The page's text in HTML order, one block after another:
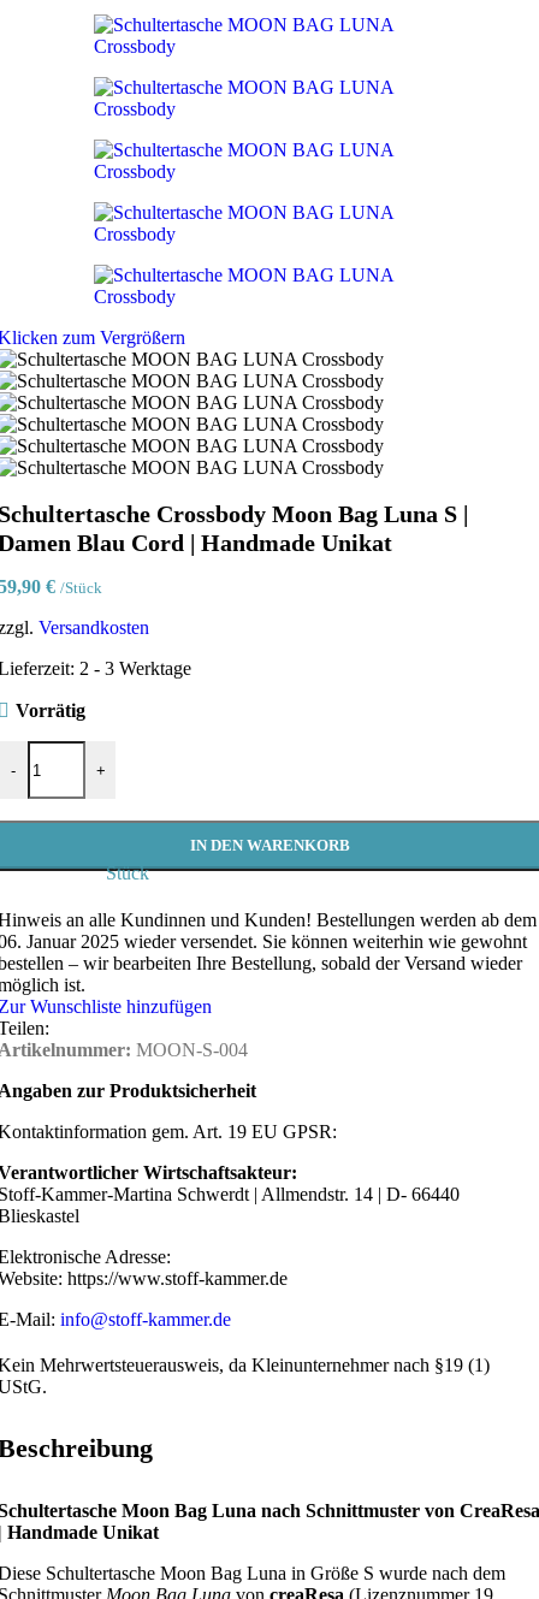
zum Vergrößern
Crossbody Moon Bag Luna S |
Blau Cord | Handmade Unikat
€ /Stück
Versandkosten
2 - 3 Werktage
Vorrätig
-
Crossbody Moon Bag Luna S | Damen Blau Cord |
+
Stück
IN DEN WARENKORB
an alle Kundinnen und Kunden! Bestellungen werden ab dem
Januar 2025 wieder versendet. Sie können weiterhin wie gewohnt
– wir bearbeiten Ihre Bestellung, sobald der Versand wieder
ist.
Wunschliste hinzufügen
MOON-S-004
zur Produktsicherheit
gem. Art. 19 EU GPSR:
Wirtschaftsakteur:
Kammer-Martina Schwerdt | Allmendstr. 14 | D- 66440
Adresse:
https://www.stoff-kammer.de
Mail: info@stoff-kammer.de
Mehrwertsteuerausweis, da Kleinunternehmer nach §19 (1)
Moon Bag Luna nach Schnittmuster von CreaResa
Handmade Unikat
Schultertasche Moon Bag Luna in Größe S wurde nach dem
Moon Bag Luna von creaResa (Lizenznummer 19